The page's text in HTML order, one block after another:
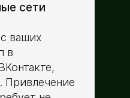
сети
ваших
в
Привлечение